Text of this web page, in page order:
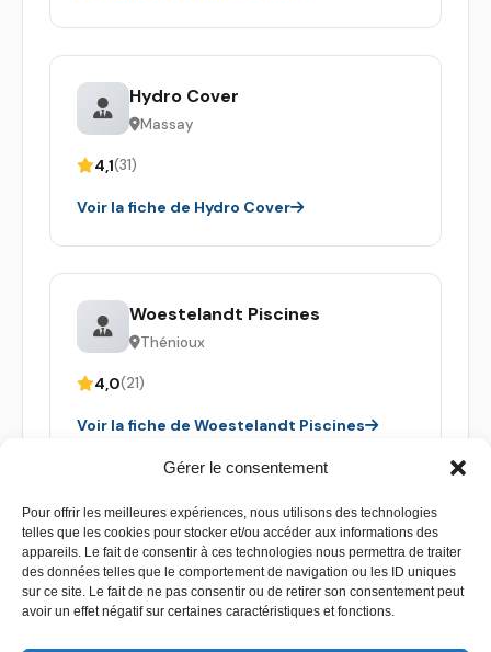
Gérer le consentement
Pour offrir les meilleures expériences, nous utilisons des technologies
telles que les cookies pour stocker et/ou accéder aux informations des
appareils. Le fait de consentir à ces technologies nous permettra de traiter
des données telles que le comportement de navigation ou les ID uniques
sur ce site. Le fait de ne pas consentir ou de retirer son consentement peut
avoir un effet négatif sur certaines caractéristiques et fonctions.
Hydro Cover
Massay
4,1(31)
Voir la fiche de Hydro Cover
Woestelandt Piscines
Thénioux
4,0(21)
Voir la fiche de Woestelandt Piscines